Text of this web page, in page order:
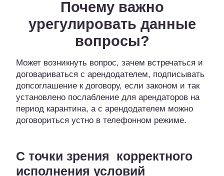
Почему важно
урегулировать данные
вопросы?
Может возникнуть вопрос, зачем встречаться и
договариваться с арендодателем, подписывать
допсоглашение к договору, если законом и так
установлено послабление для арендаторов на
период карантина, а с арендодателем можно
договориться устно в телефонном режиме.
С точки зрения корректного
исполнения условий